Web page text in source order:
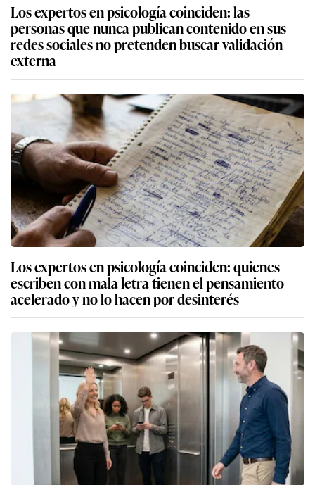
Los expertos en psicología coinciden: las
personas que nunca publican contenido en sus
redes sociales no pretenden buscar validación
externa
Los expertos en psicología coinciden: quienes
escriben con mala letra tienen el pensamiento
acelerado y no lo hacen por desinterés